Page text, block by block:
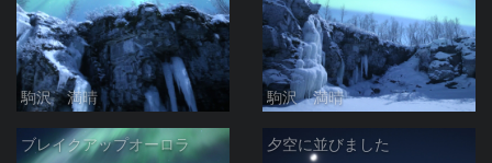
駒沢 満晴 駒沢 満晴
ブレイクアップオーロラ 夕空に並びました